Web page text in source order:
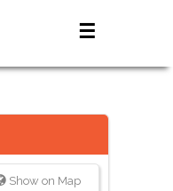
☰
Show on Map